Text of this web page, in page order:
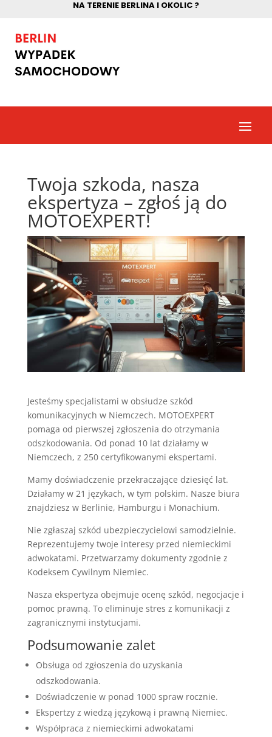
NA TERENIE BERLINA I OKOLIC ?
Twoja szkoda, nasza
ekspertyza – zgłoś ją do
MOTOEXPERT!
Jesteśmy specjalistami w obsłudze szkód
komunikacyjnych w Niemczech. MOTOEXPERT
pomaga od pierwszej zgłoszenia do otrzymania
odszkodowania. Od ponad 10 lat działamy w
Niemczech, z 250 certyfikowanymi ekspertami.
Mamy doświadczenie przekraczające dziesięć lat.
Działamy w 21 językach, w tym polskim. Nasze biura
znajdziesz w Berlinie, Hamburgu i Monachium.
Nie zgłaszaj szkód ubezpieczycielowi samodzielnie.
Reprezentujemy twoje interesy przed niemieckimi
adwokatami. Przetwarzamy dokumenty zgodnie z
Kodeksem Cywilnym Niemiec.
Nasza ekspertyza obejmuje ocenę szkód, negocjacje i
pomoc prawną. To eliminuje stres z komunikacji z
zagranicznymi instytucjami.
Podsumowanie zalet
Obsługa od zgłoszenia do uzyskania
odszkodowania.
Doświadczenie w ponad 1000 spraw rocznie.
Ekspertzy z wiedzą językową i prawną Niemiec.
Współpraca z niemieckimi adwokatami